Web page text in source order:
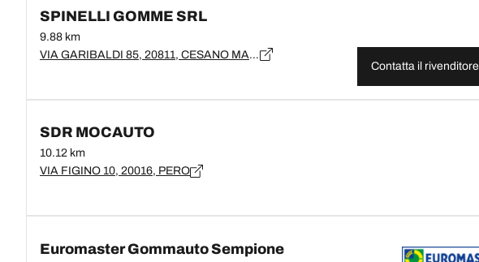
SPINELLI GOMME SRL
9.88 km
VIA GARIBALDI 85, 20811, CESANO MADERNO, MB
Contatta il rivenditore
SDR MOCAUTO
10.12 km
VIA FIGINO 10, 20016, PERO
Euromaster Gommauto Sempione